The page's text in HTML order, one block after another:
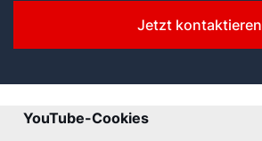
Jetzt kontaktieren
YouTube-Cookies